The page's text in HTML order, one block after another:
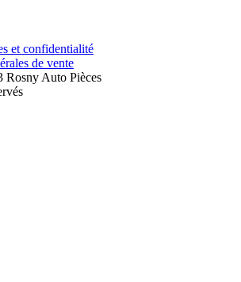
et confidentialité
de vente
Rosny Auto Pièces